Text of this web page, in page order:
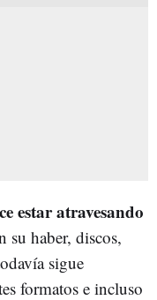
estar atravesando
su haber, discos,
sigue
formatos e incluso